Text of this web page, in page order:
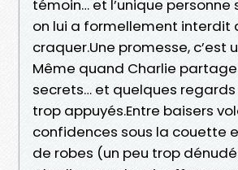
témoin… et l’unique personne
on lui a formellement interdit
craquer.Une promesse, c’est
Même quand Charlie partage
secrets… et quelques
trop appuyés.Entre baisers
confidences sous la couette
de robes (un peu trop